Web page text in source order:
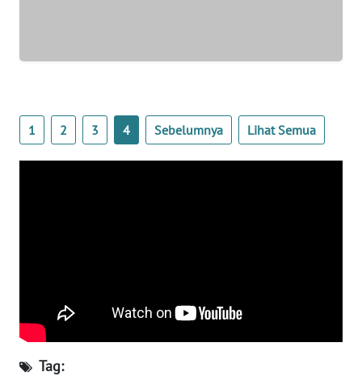
1 2 3 4 Sebelumnya Lihat Semua
Tag:
BANTEN
NTT
WN
BARAT
WN